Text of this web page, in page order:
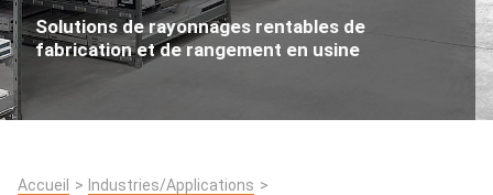
Solutions de rayonnages rentables de
fabrication et de rangement en usine
Accueil
Industries/Applications